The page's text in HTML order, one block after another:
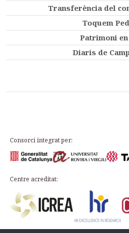
Transferència del
Toquem
Patrimoni en
Diaris de
Consorci integrat per:
Centre acreditat: